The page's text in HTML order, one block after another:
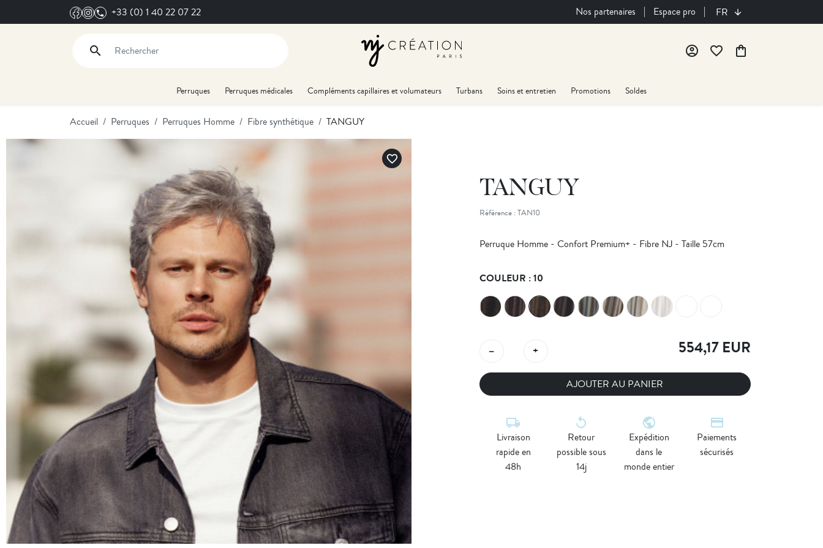
+33 (0) 1 40 22 07 22 Nos partenaires | Espace pro | FR
search account_circle favorite_border shopping_bag
Perruques Perruques médicales Compléments capillaires et volumateurs Turbans Soins et entretien Promotions Soldes
Accueil Perruques Perruques Homme Fibre synthétique TANGUY
favorite_border
TANGUY
Référence : TAN10
Perruque Homme - Confort Premium+ - Fibre NJ - Taille 57cm
COULEUR : 10
− + 554,17 EUR
AJOUTER AU PANIER
local_shipping
Livraison
rapide en
48h
replay
Retour
possible sous
14j
public
Expédition
dans le
monde entier
credit_card
Paiements
sécurisés